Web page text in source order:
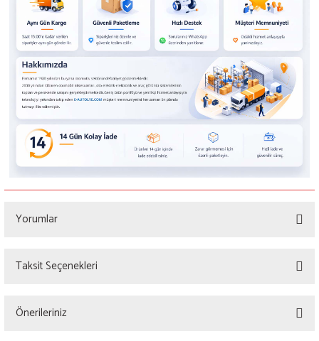
Yorumlar
Taksit Seçenekleri
Önerileriniz